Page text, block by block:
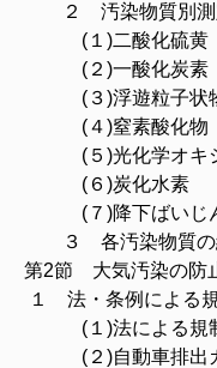
汚染物質別測
)二酸化硫黄
)一酸化炭素
)浮遊粒子状
)窒素酸化物
)光化学オキシ
)炭化水素
)降下ばいじ
各汚染物質の経
節 大気汚染の防
法・条例による規
)法による規
)自動車排出ガ